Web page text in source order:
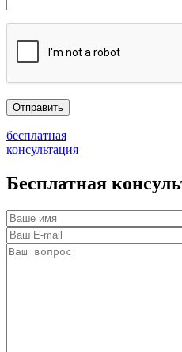
бесплатная
консультация
Бесплатная